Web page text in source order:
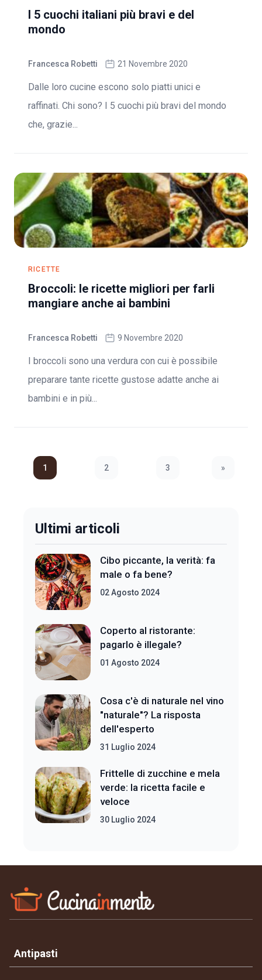
I 5 cuochi italiani più bravi e del
mondo
Francesca Robetti 21 Novembre 2020
Dalle loro cucine escono solo piatti unici e
raffinati. Chi sono? I 5 cuochi più bravi del mondo
che, grazie...
RICETTE
Broccoli: le ricette migliori per farli
mangiare anche ai bambini
Francesca Robetti 9 Novembre 2020
I broccoli sono una verdura con cui è possibile
preparare tante ricette gustose adatte anche ai
bambini e in più...
1 2 3
Next Page
»
Ultimi articoli
Cibo piccante, la verità: fa
male o fa bene?
02 Agosto 2024
Coperto al ristorante:
pagarlo è illegale?
01 Agosto 2024
Cosa c'è di naturale nel vino
"naturale"? La risposta
dell'esperto
31 Luglio 2024
Frittelle di zucchine e mela
verde: la ricetta facile e
veloce
30 Luglio 2024
Antipasti